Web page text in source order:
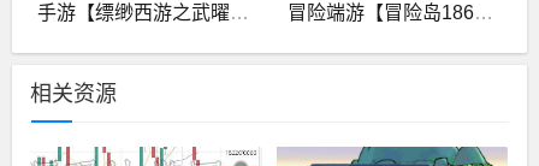
手游【缥缈西游之武曜台孩子升级版】Linux手工服务端+管理后台+CDK授权后台2.0+安卓苹果双端 冒险端游【冒险岛186全民直播修复版】Win系服务端+PC客户端
相关资源